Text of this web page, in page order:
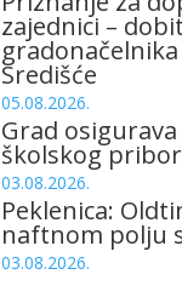
zajednici –
Središće
05.08.2026.
Grad
školskog
03.08.2026.
Peklenica:
naftnom polju
03.08.2026.